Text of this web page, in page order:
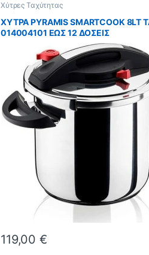
Χύτρες Ταχύτητας
ΧΥΤΡΑ PYRAMIS SMARTCOOK
014004101 ΕΩΣ 12 ΔΟΣΕΙΣ
119,00€